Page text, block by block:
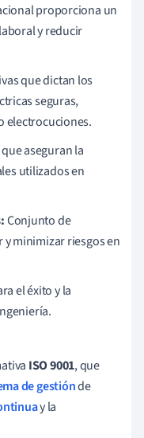
proporciona un
y reducir
que dictan los
seguras,
electrocuciones.
que aseguran la
utilizados en
Conjunto de
minimizar riesgos en
el éxito y la
ISO 9001, que
de gestiónde
y la